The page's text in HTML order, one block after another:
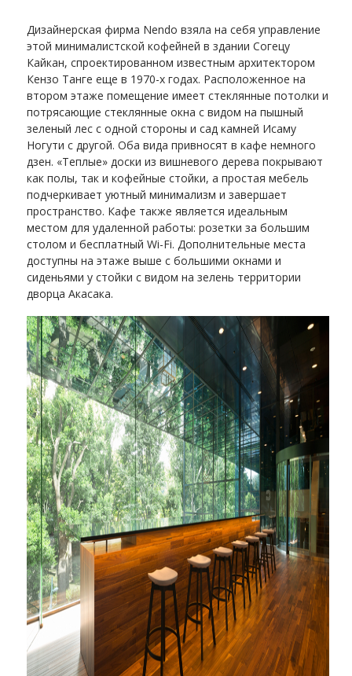
Дизайнерская фирма Nendo взяла на себя управление
этой минималистской кофейней в здании Согецу
Кайкан, спроектированном известным архитектором
Кензо Танге еще в 1970-х годах. Расположенное на
втором этаже помещение имеет стеклянные потолки и
потрясающие стеклянные окна с видом на пышный
зеленый лес с одной стороны и сад камней Исаму
Ногути с другой. Оба вида привносят в кафе немного
дзен. «Теплые» доски из вишневого дерева покрывают
как полы, так и кофейные стойки, а простая мебель
подчеркивает уютный минимализм и завершает
пространство. Кафе также является идеальным
местом для удаленной работы: розетки за большим
столом и бесплатный Wi-Fi. Дополнительные места
доступны на этаже выше с большими окнами и
сиденьями у стойки с видом на зелень территории
дворца Акасака.